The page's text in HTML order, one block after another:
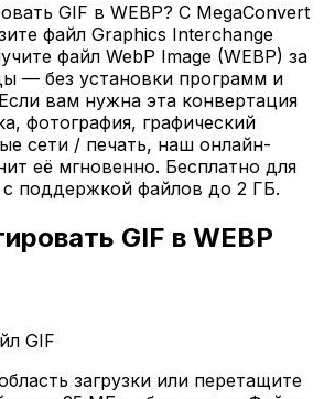
GIF в WEBP? С MegaConvert
файл Graphics Interchange
файл WebP Image (WEBP) за
— без установки программ и
вам нужна эта конвертация
фотография, графический
сети / печать, наш онлайн-
её мгновенно. Бесплатно для
поддержкой файлов до 2 ГБ.
GIF в WEBP
GIF
загрузки или перетащите